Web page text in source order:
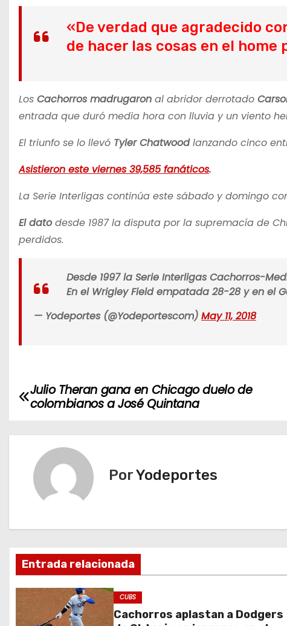
«De verdad que agradecido
de hacer las cosas en el home
Los Cachorros madrugaron al abridor derrotado
entrada que duró media hora con lluvia y un viento
El triunfo se lo llevó Tyler Chatwoodlanzando cinco
Asistieron este viernes 39,585 fanáticos.
La Serie Interligas continúa este sábado y domingo
El datodesde 1987 la disputa por la supremacía de
perdidos.
Desde 1997 la Serie Interligas Cachorros-
En el Wrigley Field empatada 28-28 y en el
— Yodeportes (@Yodeportescom) May 11, 2018
N
c
i
ó
Julio Theran gana en Chicago duelo de
colombianos a José Quintana
PorYodeportes
Entrada relacionada
CUBS
Cachorros aplastan a Dodgers